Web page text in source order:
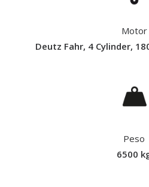
Motor
Deutz Fahr, 4 Cylinder,
Peso
6500